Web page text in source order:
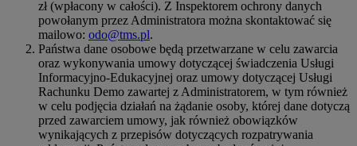
zł (wpłacony w całości). Z Inspektorem ochrony danych
powołanym przez Administratora można skontaktować się
mailowo: odo@tms.pl.
Państwa dane osobowe będą przetwarzane w celu zawarcia
oraz wykonywania umowy dotyczącej świadczenia Usługi
Informacyjno-Edukacyjnej oraz umowy dotyczącej Usługi
Rachunku Demo zawartej z Administratorem, w tym również
w celu podjęcia działań na żądanie osoby, której dane dotyczą
przed zawarciem umowy, jak również obowiązków
wynikających z przepisów dotyczących rozpatrywania